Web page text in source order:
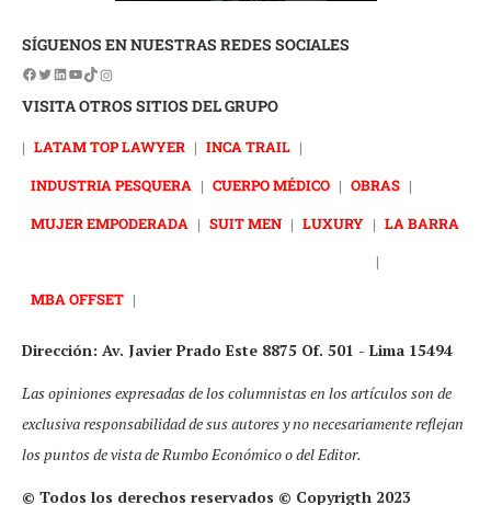
SÍGUENOS EN NUESTRAS REDES SOCIALES
VISITA OTROS SITIOS DEL GRUPO
| LATAM TOP LAWYER | INCA TRAIL |
INDUSTRIA PESQUERA | CUERPO MÉDICO | OBRAS |
MUJER EMPODERADA | SUIT MEN | LUXURY | LA BARRA
|
MBA OFFSET |
Dirección: Av. Javier Prado Este 8875 Of. 501 - Lima 15494
Las opiniones expresadas de los columnistas en los artículos son de
exclusiva responsabilidad de sus autores y no necesariamente reflejan
los puntos de vista de Rumbo Económico o del Editor.
© Todos los derechos reservados © Copyrigth 2023